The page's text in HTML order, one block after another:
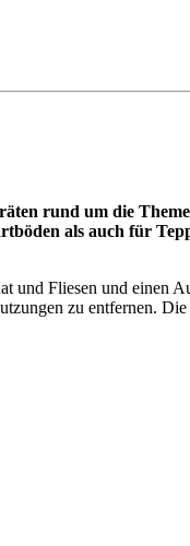
rund um die
als auch für
Fliesen und einen
zu entfernen.